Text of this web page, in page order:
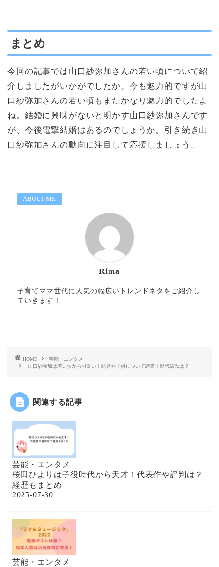
まとめ
今回の記事では山口紗弥加さんの若い頃について紹
介しましたがいかがでしたか。今も魅力的ですが山
口紗弥加さんの若い頃もまたかなり魅力的でしたよ
ね。結婚に興味がないと明かす山口紗弥加さんです
が、今後電撃結婚はあるのでしょうか。引き続き山
口紗弥加さんの動向に注目して応援しましょう。
ABOUT ME
Rima
子育てママ世代に人気の幅広いトレンドネタをご紹介し
ていきます！
HOME
芸能・エンタメ
山口紗弥加は若い頃から可愛い！結婚や子供について調査！歴代彼氏は？
関連する記事
芸能・エンタメ
桜田ひよりは子役時代から天才！代表作や評判は？
経歴もまとめ
2025-07-30
芸能・エンタメ